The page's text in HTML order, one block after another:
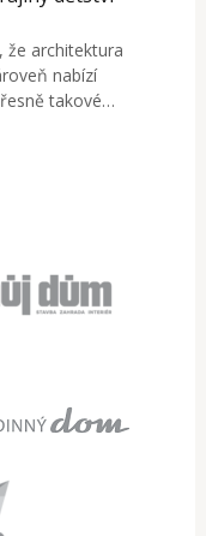
že architektura
nabízí
takové…